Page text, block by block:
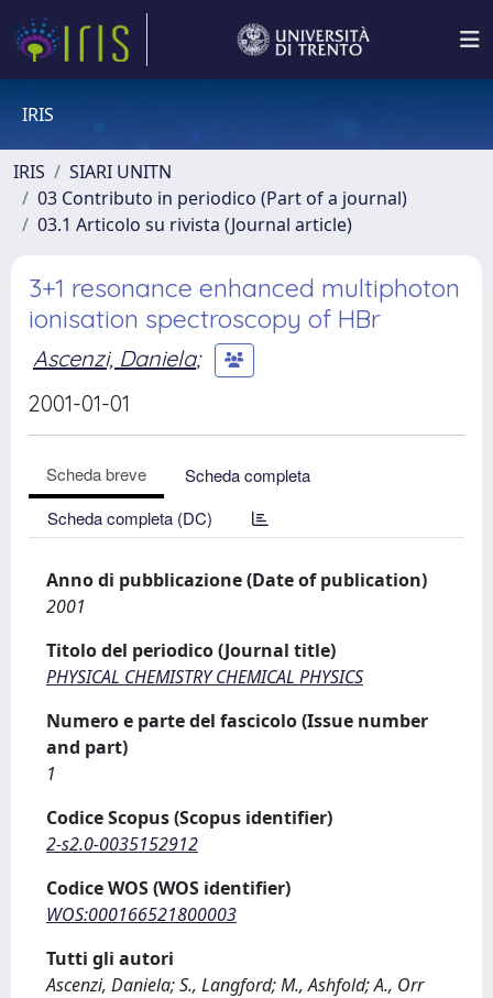
IRIS
IRIS
SIARI UNITN
03 Contributo in periodico (Part of a journal)
03.1 Articolo su rivista (Journal article)
3+1 resonance enhanced multiphoton
ionisation spectroscopy of HBr
Ascenzi, Daniela;
2001-01-01
Scheda breve
Scheda completa
Scheda completa (DC)
Anno di pubblicazione (Date of publication)
2001
Titolo del periodico (Journal title)
PHYSICAL CHEMISTRY CHEMICAL PHYSICS
Numero e parte del fascicolo (Issue number
and part)
1
Codice Scopus (Scopus identifier)
2-s2.0-0035152912
Codice WOS (WOS identifier)
WOS:000166521800003
Tutti gli autori
Ascenzi, Daniela; S., Langford; M., Ashfold; A., Orr